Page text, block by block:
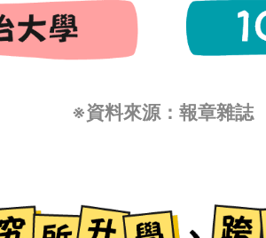
※資料來源：報章雜誌